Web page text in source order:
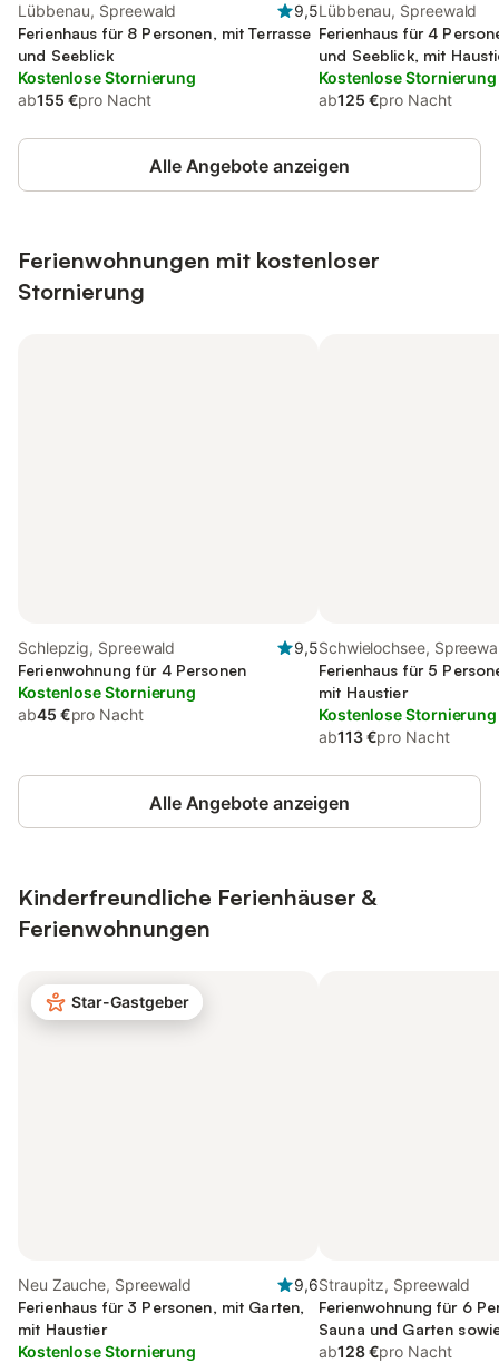
Lübbenau, Spreewald
9,5
Ferienhaus für 8 Personen, mit Terrasse
und Seeblick
Kostenlose Stornierung
ab155 €pro Nacht
Lübbenau, Spreewald
Ferienhaus für 4
und Seeblick, mit
Kostenlose Stornierung
ab125 €pro Nacht
Alle Angebote anzeigen
Ferienwohnungen mit kostenloser
Stornierung
Schlepzig, Spreewald
9,5
Ferienwohnung für 4 Personen
Kostenlose Stornierung
ab45 €pro Nacht
Schwielochsee,
Ferienhaus für 5
mit Haustier
Kostenlose Stornierung
ab113 €pro Nacht
Alle Angebote anzeigen
Kinderfreundliche Ferienhäuser &
Ferienwohnungen
Star-Gastgeber
Neu Zauche, Spreewald
9,6
Ferienhaus für 3 Personen, mit Garten,
mit Haustier
Kostenlose Stornierung
Straupitz, Spreewald
Ferienwohnung für 6
Sauna und Garten
ab128 €pro Nacht